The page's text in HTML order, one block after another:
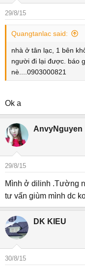
29/8/15
Quangtanlac said:
nhà ở tân lạc, 1 bên
người đi lại được. báo
nè....0903000821
Ok a
AnvyNguyen
29/8/15
Mình ở dilinh .Tường
tư vấn giùm mình dc
DK KIEU
30/8/15